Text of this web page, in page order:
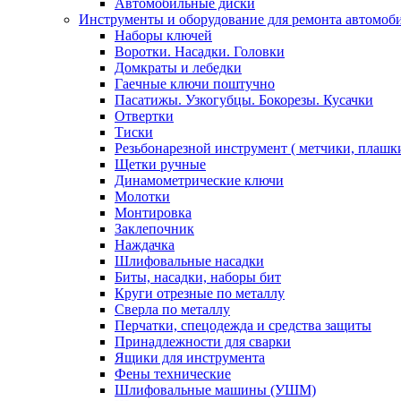
Автомобильные диски
Инструменты и оборудование для ремонта
Наборы ключей
Воротки. Насадки. Головки
Домкраты и лебедки
Гаечные ключи поштучно
Пасатижы. Узкогубцы. Бокорезы. Кусачки
Отвертки
Тиски
Резьбонарезной инструмент ( метчики,
Щетки ручные
Динамометрические ключи
Молотки
Монтировка
Заклепочник
Наждачка
Шлифовальные насадки
Биты, насадки, наборы бит
Круги отрезные по металлу
Сверла по металлу
Перчатки, спецодежда и средства защиты
Принадлежности для сварки
Ящики для инструмента
Фены технические
Шлифовальные машины (УШМ)